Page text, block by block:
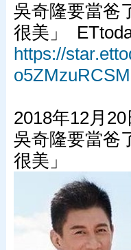
吳奇隆要當爸
很美」
https://
2018年12月
吳奇隆要當爸
很美」